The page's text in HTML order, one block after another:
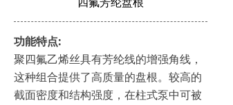
功能特点:
聚四氟乙烯丝具有芳纶线的增强角线，
这种组合提供了高质量的盘根。较高的
截面密度和结构强度，在柱式泵中可被